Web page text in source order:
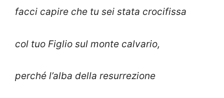
facci capire che tu sei stata crocifissa
col tuo Figlio sul monte calvario,
perché l’alba della resurrezione